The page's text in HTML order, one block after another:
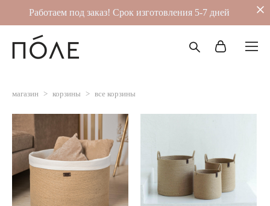
Работаем под заказ! Срок изготовления 5-7 дней
магазин > корзины > все корзины